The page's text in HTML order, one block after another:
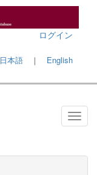
ログイン
日本語 ｜ English